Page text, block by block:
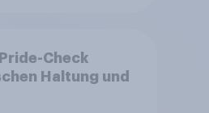
Check
Haltung und